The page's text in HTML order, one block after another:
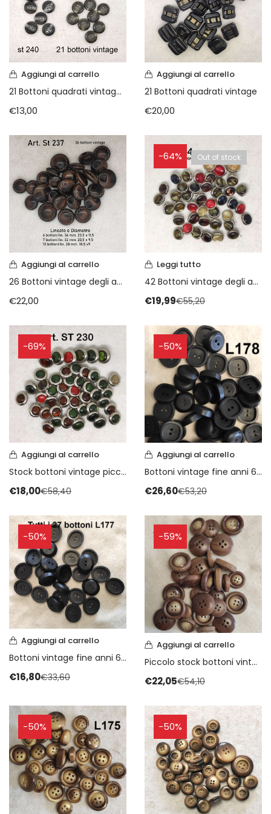
Vintage (165)
Aggiungi al carrello
21 Bottoni quadrati vintage (Copia)
€13,00
Aggiungi al carrello
21 Bottoni quadrati vintage
€20,00
Aggiungi al carrello
26 Bottoni vintage degli anni 70
€22,00
-64% Out of stock
Leggi tutto
42 Bottoni vintage degli anni 70
€19,99€55,20
-69%
Aggiungi al carrello
Stock bottoni vintage piccoli anni 70
€18,00€58,40
-50%
Aggiungi al carrello
Bottoni vintage fine anni 60 piccolo stock
€26,60€53,20
-50%
Aggiungi al carrello
Bottoni vintage fine anni 60 piccolo stock
€16,80€33,60
-59%
Aggiungi al carrello
Piccolo stock bottoni vintage anni 70
€22,05€54,10
-50% -50%